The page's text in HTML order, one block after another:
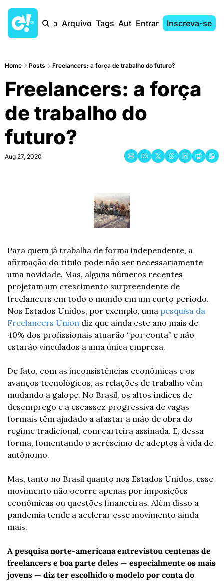
Início Arquivo Tags AutoresEntrar Inscreva-se
Home Posts Freelancers: a força de trabalho do futuro?
Freelancers: a força
de trabalho do
futuro?
Aug 27, 2020
Para quem já trabalha de forma independente, a
afirmação do título pode não ser necessariamente
uma novidade. Mas, alguns números recentes
projetam um crescimento surpreendente de
freelancers em todo o mundo em um curto período.
Nos Estados Unidos, por exemplo, uma pesquisa da
Freelancers Union diz que ainda este ano mais de
40% dos profissionais atuarão “por conta” e não
estarão vinculados a uma única empresa.
De fato, com as inconsistências econômicas e os
avanços tecnológicos, as relações de trabalho vêm
mudando a galope. No Brasil, os altos índices de
desemprego e a escassez progressiva de vagas
formais têm ajudado a afastar a mão de obra do
regime tradicional, com carteira assinada. E, dessa
forma, fomentando o acréscimo de adeptos à vida de
autônomo.
Mas, tanto no Brasil quanto nos Estados Unidos, esse
movimento não ocorre apenas por imposições
econômicas ou questões financeiras. Além disso a
pandemia tende a acelerar esse movimento ainda
mais.
A pesquisa norte-americana entrevistou centenas de
freelancers e boa parte deles — especialmente os mais
jovens — diz ter escolhido o modelo por conta do